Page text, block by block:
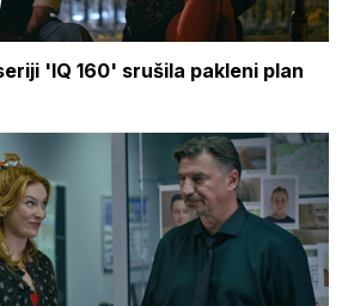
'IQ 160' srušila pakleni plan